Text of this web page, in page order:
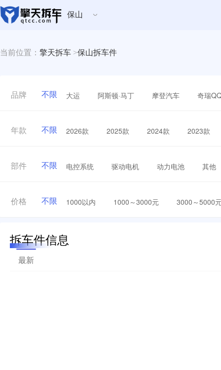
保山
当前位置： 擎天拆车 >保山拆车件
品牌 不限 大运 阿斯顿·马丁 摩登汽车 奇瑞
年款 不限 2026款 2025款 2024款 2023款
部件 不限 电控系统 驱动电机 动力电池 其他
价格 不限 1000以内 1000～3000元 3000～5000
拆车件信息
最新